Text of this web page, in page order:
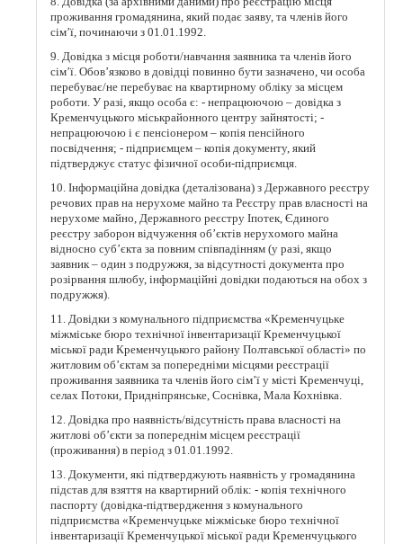
проживання громадянина, який подає заяву, та членів його
сім’ї, починаючи з 01.01.1992.
9. Довідка з місця роботи/навчання заявника та членів його
сім’ї. Обов’язково в довідці повинно бути зазначено, чи особа
перебуває/не перебуває на квартирному обліку за місцем
роботи. У разі, якщо особа є: - непрацюючою – довідка з
Кременчуцького міськрайонного центру зайнятості; -
непрацюючою і є пенсіонером – копія пенсійного
посвідчення; - підприємцем – копія документу, який
підтверджує статус фізичної особи-підприємця.
10. Інформаційна довідка (деталізована) з Державного реєстру
речових прав на нерухоме майно та Реєстру прав власності на
нерухоме майно, Державного реєстру Іпотек, Єдиного
реєстру заборон відчуження об’єктів нерухомого майна
відносно суб’єкта за повним співпадінням (у разі, якщо
заявник – один з подружжя, за відсутності документа про
розірвання шлюбу, інформаційні довідки подаються на обох з
подружжя).
11. Довідки з комунального підприємства «Кременчуцьке
міжміське бюро технічної інвентаризації Кременчуцької
міської ради Кременчуцького району Полтавської області» по
житловим об’єктам за попередніми місцями реєстрації
проживання заявника та членів його сім’ї у місті Кременчуці,
селах Потоки, Придніпрянське, Соснівка, Мала Кохнівка.
12. Довідка про наявність/відсутність права власності на
житлові об’єкти за попереднім місцем реєстрації
(проживання) в період з 01.01.1992.
13. Документи, які підтверджують наявність у громадянина
підстав для взяття на квартирний облік: - копія технічного
паспорту (довідка-підтвердження з комунального
підприємства «Кременчуцьке міжміське бюро технічної
інвентаризації Кременчуцької міської ради Кременчуцького